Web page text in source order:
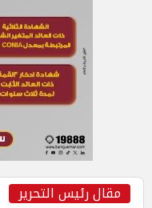
مقال رئيس التحرير